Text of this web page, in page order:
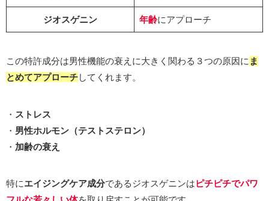
ジオスゲニン 年齢にアプローチ
この特許成分は男性機能の衰えに大きく関わる３つの原因に ま
とめてアプローチしてくれます。
・ ストレス
・ 男性ホルモン（テストステロン）
・ 加齢の衰え
特にエイジングケア成分であるジオスゲニンはピチピチでパワ